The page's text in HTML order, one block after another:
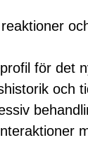
för det
och